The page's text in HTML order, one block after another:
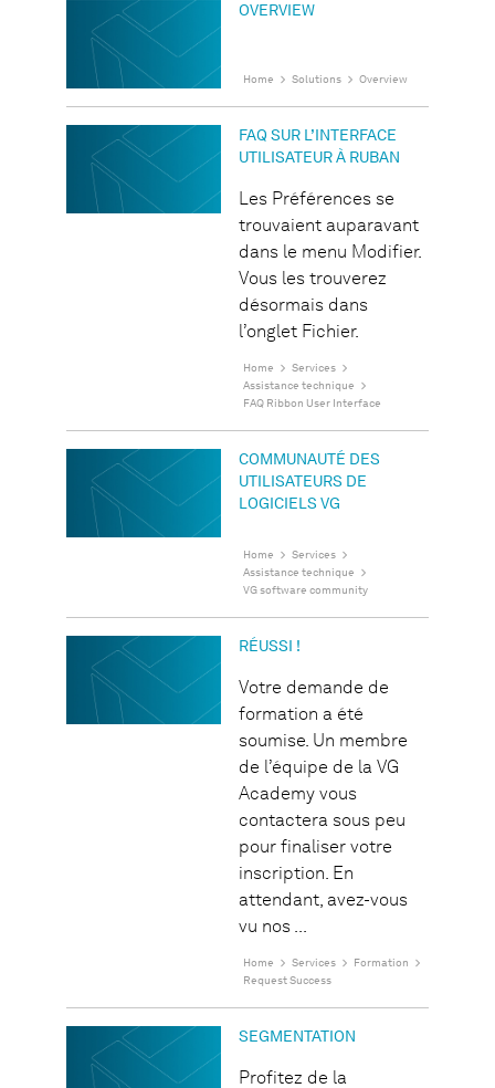
OVERVIEW
Home Solutions Overview
FAQ SUR L’INTERFACE
UTILISATEUR À RUBAN
Les Préférences se
trouvaient auparavant
dans le menu Modifier.
Vous les trouverez
désormais dans
l’onglet Fichier.
Home
Services
Assistance technique
FAQ Ribbon User Interface
COMMUNAUTÉ DES
UTILISATEURS DE
LOGICIELS VG
Home
Services
Assistance technique
VG software community
RÉUSSI !
Votre demande de
formation a été
soumise. Un membre
de l’équipe de la VG
Academy vous
contactera sous peu
pour finaliser votre
inscription. En
attendant, avez-vous
vu nos ...
Home Services
Formation
Request Success
SEGMENTATION
Profitez de la